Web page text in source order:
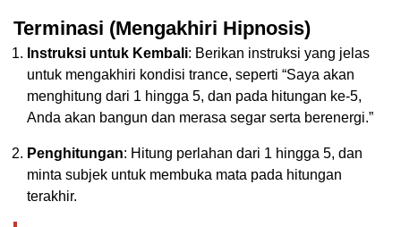
Terminasi (Mengakhiri Hipnosis)
Instruksi untuk Kembali: Berikan instruksi yang jelas
untuk mengakhiri kondisi trance, seperti “Saya akan
menghitung dari 1 hingga 5, dan pada hitungan ke-5,
Anda akan bangun dan merasa segar serta berenergi.”
Penghitungan: Hitung perlahan dari 1 hingga 5, dan
minta subjek untuk membuka mata pada hitungan
terakhir.